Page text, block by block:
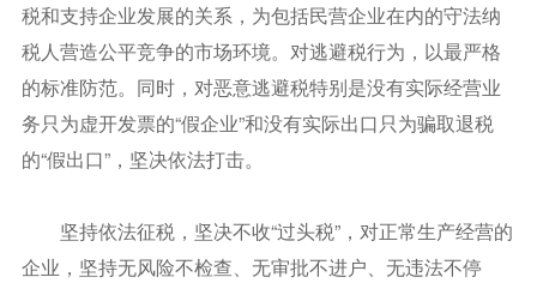
税和支持企业发展的关系，为包括民营企业在内的守法纳
税人营造公平竞争的市场环境。对逃避税行为，以最严格
的标准防范。同时，对恶意逃避税特别是没有实际经营业
务只为虚开发票的“假企业”和没有实际出口只为骗取退税
的“假出口”，坚决依法打击。
坚持依法征税，坚决不收“过头税”，对正常生产经营的
企业，坚持无风险不检查、无审批不进户、无违法不停